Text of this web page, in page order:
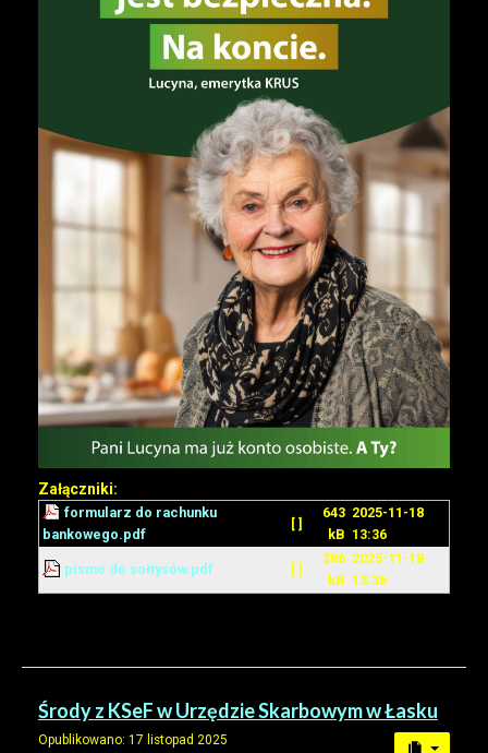
Załączniki:
formularz do rachunku
bankowego.pdf
[ ]
643
kB
2025-11-18
13:36
pismo do sołtysów.pdf [ ]
286
kB
2025-11-18
13:36
Środy z KSeF w Urzędzie Skarbowym w Łasku
Opublikowano: 17 listopad 2025